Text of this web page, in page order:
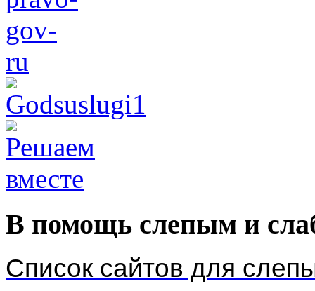
В помощь слепым и
Список сайтов для